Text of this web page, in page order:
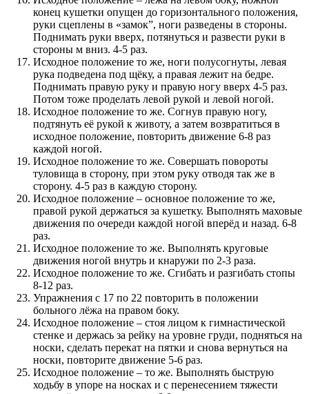
конец кушетки опущен до горизонтального положения,
руки сцеплены в «замок”, ноги разведены в стороны.
Поднимать руки вверх, потянуться и развести руки в
стороны м вниз. 4-5 раз.
Исходное положение то же, ноги полусогнуты, левая
рука подведена под щёку, а правая лежит на бедре.
Поднимать правую руку и правую ногу вверх 4-5 раз.
Потом тоже проделать левой рукой и левой ногой.
Исходное положение то же. Согнув правую ногу,
подтянуть её рукой к животу, а затем возвратиться в
исходное положение, повторить движение 6-8 раз
каждой ногой.
Исходное положение то же. Совершать повороты
туловища в сторону, при этом руку отводя так же в
сторону. 4-5 раз в каждую сторону.
Исходное положение – основное положение то же,
правой рукой держаться за кушетку. Выполнять маховые
движения по очереди каждой ногой вперёд и назад. 6-8
раз.
Исходное положение то же. Выполнять круговые
движения ногой внутрь и кнаружи по 2-3 раза.
Исходное положение то же. Сгибать и разгибать стопы
8-12 раз.
Упражнения с 17 по 22 повторить в положении
больного лёжа на правом боку.
Исходное положение – стоя лицом к гимнастической
стенке и держась за рейку на уровне груди, подняться на
носки, сделать перекат на пятки и снова вернуться на
носки, повторите движение 5-6 раз.
Исходное положение – то же. Выполнять быструю
ходьбу в упоре на носках и с перенесением тяжести